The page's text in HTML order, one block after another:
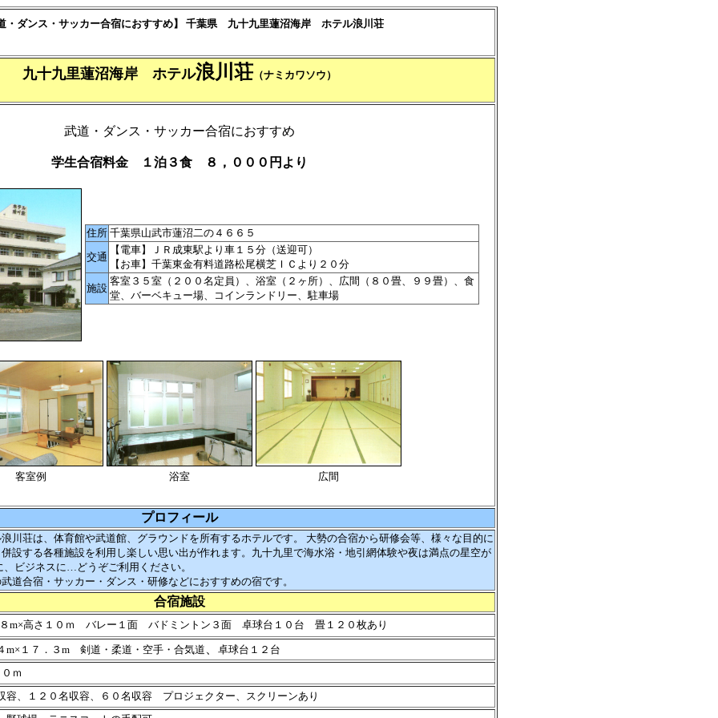
・ダンス・サッカー合宿におすすめ】 千葉県 九十九里蓮沼海岸 ホテル浪川荘
九十九里蓮沼海岸 ホテル浪川荘 （ナミカワソウ）
武道・ダンス・サッカー合宿におすすめ
学生合宿料金 １泊３食 ８，０００円より
住所 千葉県山武市蓮沼二の４６６５
交通
【電車】ＪＲ成東駅より車１５分（送迎可）
【お車】千葉東金有料道路松尾横芝ＩＣより２０分
施設
客室３５室（２００名定員）、浴室（２ヶ所）、広間（８０畳、９９畳）、食
堂、バーベキュー場、コインランドリー、駐車場
客室例 浴室 広間
プロフィール
荘は、体育館や武道館、グラウンドを所有するホテルです。 大勢の合宿から研修会等、様々な目的に
設する各種施設を利用し楽しい思い出が作れます。九十九里で海水浴・地引網体験や夜は満点の星空が
ビジネスに…どうぞご利用ください。
合宿・サッカー・ダンス・研修などにおすすめの宿です。
合宿施設
m×高さ１０ｍ バレー１面 バドミントン３面 卓球台１０台 畳１２０枚あり
m×１７．３m 剣道・柔道・空手・合気道
卓球台１２台
０ｍ
容、１２０名収容、６０名収容 プロジェクター、スクリーンあり